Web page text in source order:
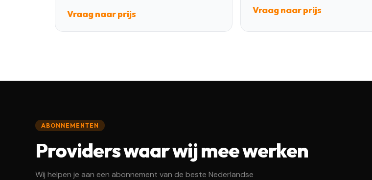
Vraag naar prijs Vraag naar prijs
ABONNEMENTEN
Providers waar wij mee werken
Wij helpen je aan een abonnement van de beste Nederlandse